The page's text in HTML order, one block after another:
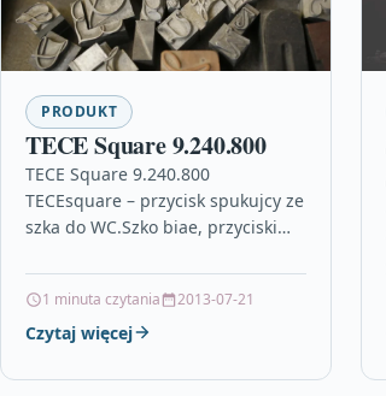
PRODUKT
TECE Square 9.240.800
TECE Square 9.240.800
TECEsquare – przycisk spukujcy ze
szka do WC.Szko biae, przyciski
obudow szklan. Tak jak w serii…
1 minuta czytania 2013-07-21
Czytaj więcej